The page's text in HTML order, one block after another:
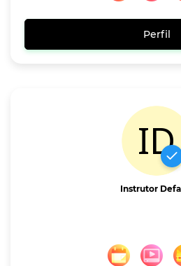
Perfil
Instrutor